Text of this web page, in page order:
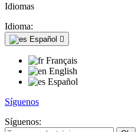
Idiomas
Idioma:
Español 
Français
English
Español
Síguenos
Síguenos: